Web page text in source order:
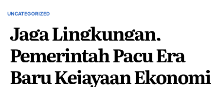
POSTED
UNCATEGORIZED
Jaga Lingkungan,
Pemerintah Pacu Era
Baru Kejayaan Ekonomi